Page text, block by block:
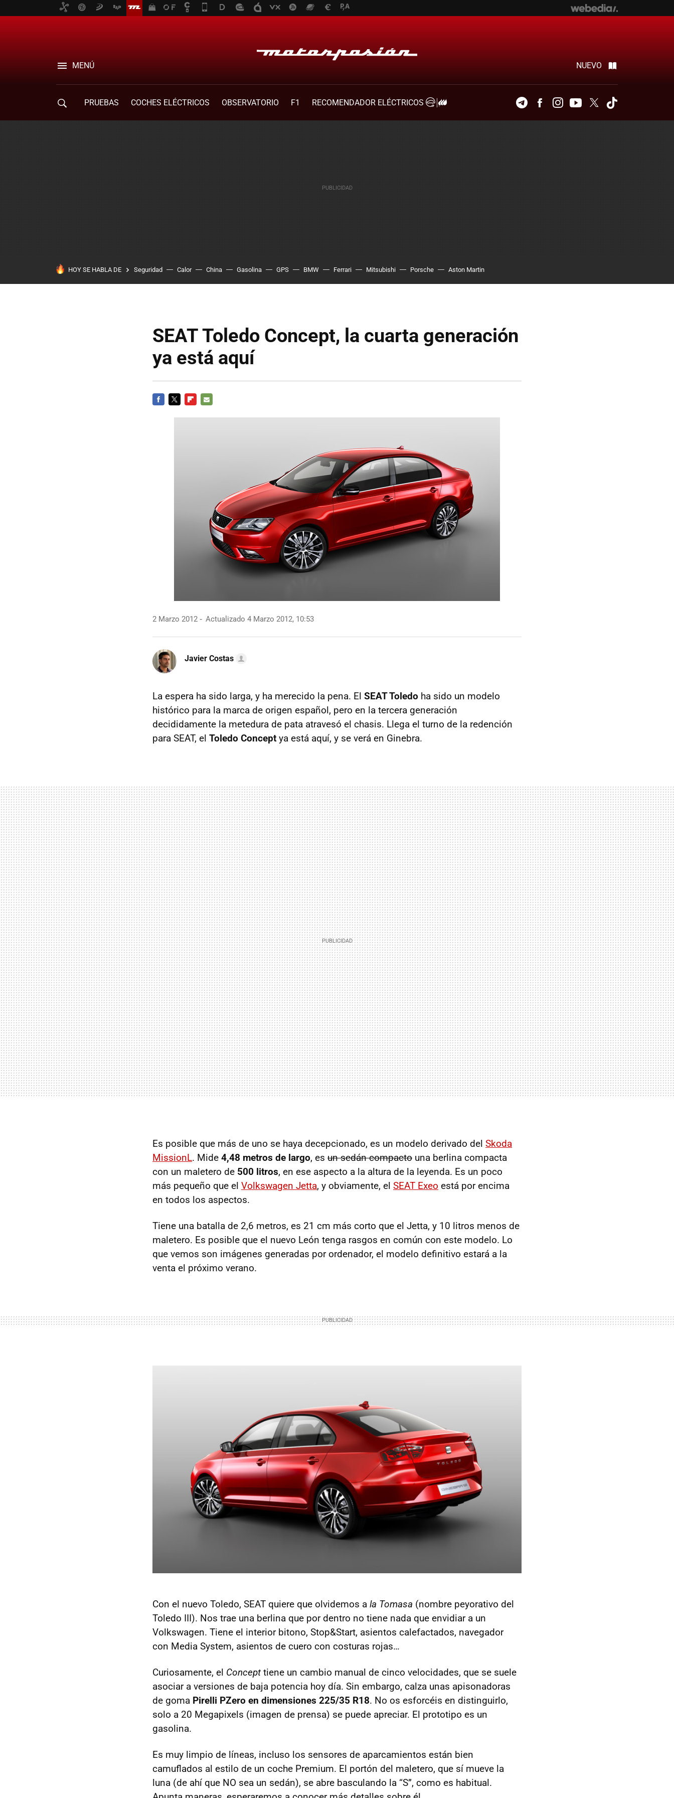
MENÚ NUEVO
PRUEBAS COCHES ELÉCTRICOS OBSERVATORIO F1
RECOMENDADOR ELÉCTRICOS
TelegramFacebookInstagramYoutubeTwitter
HOY SE HABLA DE Seguridad Calor China Gasolina GPS BMW Ferrari Mitsubishi Porsche Aston Martin
SEAT Toledo Concept, la cuarta generación
ya está aquí
2 Marzo 2012 Actualizado 4 Marzo 2012, 10:53
Javier Costas
La espera ha sido larga, y ha merecido la pena. El SEATToledo ha sido un modelo
histórico para la marca de origen español, pero en la tercera generación
decididamente la metedura de pata atravesó el chasis. Llega el turno de la redención
para SEAT, el Toledo Concept ya está aquí, y se verá en Ginebra.
Es posible que más de uno se haya decepcionado, es un modelo derivado del Skoda
MissionL. Mide 4,48 metros de largo, es un sedán compacto una berlina compacta
con un maletero de 500 litros, en ese aspecto a la altura de la leyenda. Es un poco
más pequeño que el Volkswagen Jetta, y obviamente, el SEAT Exeo está por encima
en todos los aspectos.
Tiene una batalla de 2,6 metros, es 21 cm más corto que el Jetta, y 10 litros menos de
maletero. Es posible que el nuevo León tenga rasgos en común con este modelo. Lo
que vemos son imágenes generadas por ordenador, el modelo definitivo estará a la
venta el próximo verano.
Con el nuevo Toledo, SEAT quiere que olvidemos a la Tomasa (nombre peyorativo del
Toledo III). Nos trae una berlina que por dentro no tiene nada que envidiar a un
Volkswagen. Tiene el interior bitono, Stop&Start, asientos calefactados, navegador
con Media System, asientos de cuero con costuras rojas…
Curiosamente, el Concept tiene un cambio manual de cinco velocidades, que se suele
asociar a versiones de baja potencia hoy día. Sin embargo, calza unas apisonadoras
de goma Pirelli PZero en dimensiones 225/35 R18. No os esforcéis en distinguirlo,
solo a 20 Megapixels (imagen de prensa) se puede apreciar. El prototipo es un
gasolina.
Es muy limpio de líneas, incluso los sensores de aparcamientos están bien
camuflados al estilo de un coche Premium. El portón del maletero, que sí mueve la
luna (de ahí que NO sea un sedán), se abre basculando la “S”, como es habitual.